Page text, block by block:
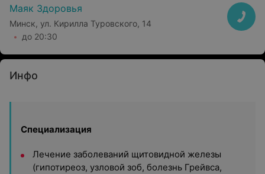
Маяк Здоровья
Минск, ул. Кирилла Туровского, 14
до 20:30
Инфо
Специализация
Лечение заболеваний щитовидной железы
(гипотиреоз, узловой зоб, болезнь Грейвса,